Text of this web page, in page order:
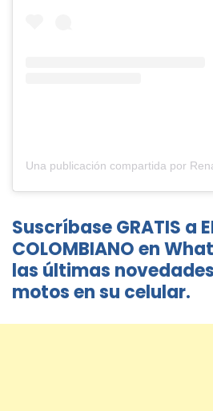
Suscríbase GRATIS a
COLOMBIANO en
las últimas
motos en su celular.